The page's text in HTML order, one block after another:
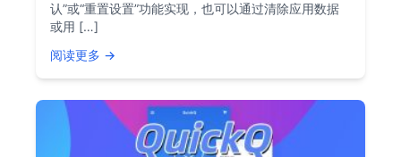
认”或“重置设置”功能实现，也可以通过清除应用数据
或用 […]
阅读更多 →